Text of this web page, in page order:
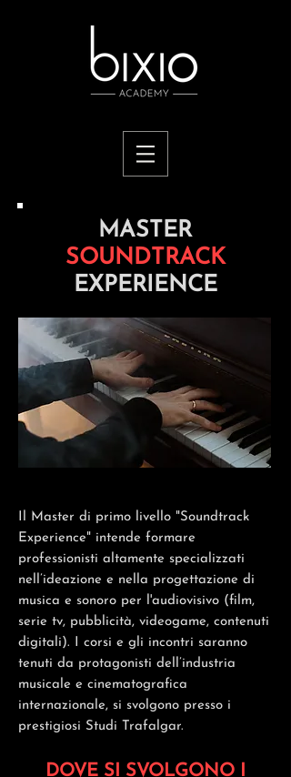
MASTER
SOUNDTRACK
EXPERIENCE
Il Master di primo livello "Soundtrack
Experience" intende formare
professionisti altamente specializzati
nell’ideazione e nella progettazione di
musica e sonoro per l'audiovisivo (film,
serie tv, pubblicità, videogame, contenuti
digitali). I corsi e gli incontri saranno
tenuti da protagonisti dell’industria
musicale e cinematografica
internazionale, si svolgono presso i
prestigiosi Studi Trafalgar.
DOVE SI SVOLGONO I